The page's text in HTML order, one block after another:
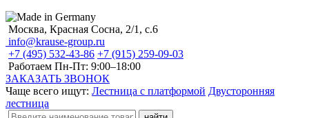
Москва, Красная Сосна, 2/1, с.6
info@krause-group.ru
+7 (495) 532-43-86 +7 (915) 259-09-03
Работаем Пн-Пт: 9:00–18:00
ЗАКАЗАТЬ ЗВОНОК
Чаще всего ищут: Лестница с платформой Двусторонняя
лестница